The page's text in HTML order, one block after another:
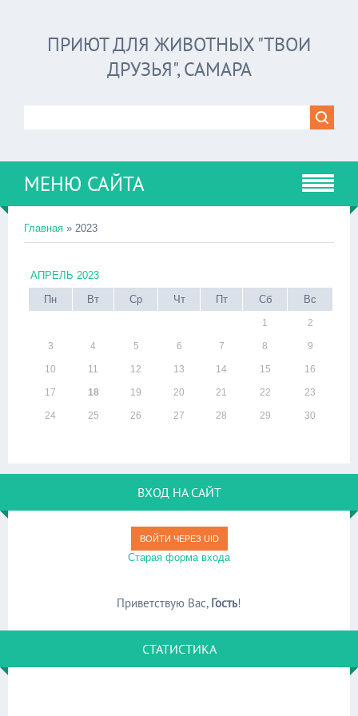
ПРИЮТ ДЛЯ ЖИВОТНЫХ "ТВОИ
ДРУЗЬЯ", САМАРА
МЕНЮ САЙТА
Главная » 2023
АПРЕЛЬ 2023
Пн
Вт Ср Чт Пт Сб Вс
1 2
3 4 5 6 7 8 9
10 11 12 13 14 15 16
17 18 19 20 21 22 23
24 25 26 27 28 29 30
ВХОД НА САЙТ
ВОЙТИ ЧЕРЕЗ UID
Старая форма входа
Приветствую Вас, Гость!
СТАТИСТИКА